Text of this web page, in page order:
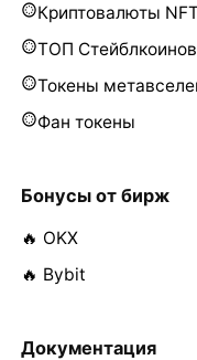
Криптовалюты
ТОП Стейблкоинов
Токены
Фан токены
Бонусы от бирж
🔥 OKX
🔥 Bybit
Документация